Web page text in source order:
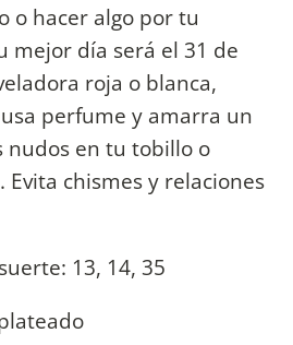
o hacer algo por tu
mejor día será el 31 de
roja o blanca,
perfume y amarra un
nudos en tu tobillo o
chismes y relaciones
13, 14, 35